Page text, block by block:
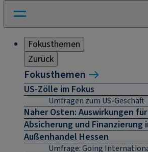
Fokusthemen
Zurück
Fokusthemen
US-Zölle im Fokus
Umfragen zum US-Geschäft
Naher Osten: Auswirkungen
Absicherung und Finanzierung
Außenhandel Hessen
Umfrage: Going